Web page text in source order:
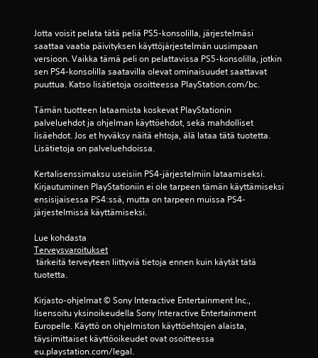
n
k
ä
ä
n
ä
m
i
s
e
n
.
P
e
l
t
a
v
i
Jotta voisit pelata tätä peliä PS5-konsolilla, järjestelmäsi
saattaa vaatia päivityksen käyttöjärjestelmän uusimpaan
versioon. Vaikka tämä peli on pelattavissa PS5-konsolilla, jotkin
sen PS4-konsolilla saatavilla olevat ominaisuudet saattavat
puuttua. Katso lisätietoja osoitteessa PlayStation.com/bc.
Tämän tuotteen lataamista koskevat PlayStationin
palveluehdot ja ohjelman käyttöehdot, sekä mahdolliset
lisäehdot. Jos et hyväksy näitä ehtoja, älä lataa tätä tuotetta.
Lisätietoja on palveluehdoissa.
Kertalisenssimaksu useisiin PS4-järjestelmiin lataamiseksi.
Kirjautuminen PlayStationiin ei ole tarpeen tämän käyttämiseksi
ensisijaisessa PS4:ssä, mutta on tarpeen muissa PS4-
järjestelmissä käyttämiseksi.
Lue kohdasta
Terveysvaroitukset
tuotetta.
Kirjasto-ohjelmat © Sony Interactive Entertainment Inc.,
lisensoitu yksinoikeudella Sony Interactive Entertainment
Europelle. Käyttö on ohjelmiston käyttöehtojen alaista,
täysimittaiset käyttöoikeudet ovat osoitteessa
eu.playstation.com/legal.